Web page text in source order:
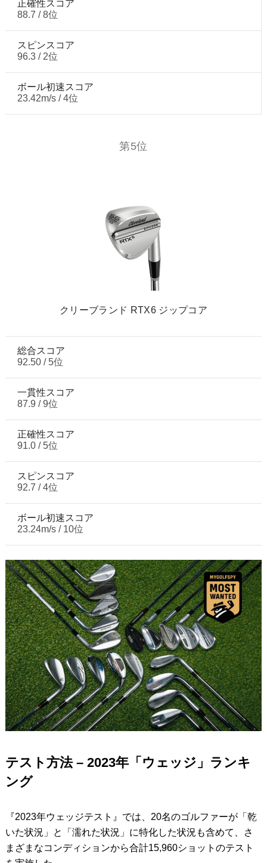
正確性スコア
88.7 / 8位
スピンスコア
96.3 / 2位
ボール初速スコア
23.42m/s / 4位
第5位
クリーブランド RTX6 ジップコア
総合スコア
92.50 / 5位
一貫性スコア
87.9 / 9位
正確性スコア
91.0 / 5位
スピンスコア
92.7 / 4位
ボール初速スコア
23.24m/s / 10位
テスト方法 – 2023年「ウェッジ」ランキ
ング
『2023年ウェッジテスト』では、20名のゴルファーが「乾
いた状況」と「濡れた状況」に特化した状況も含めて、さ
まざまなコンディションから合計15,960ショットのテスト